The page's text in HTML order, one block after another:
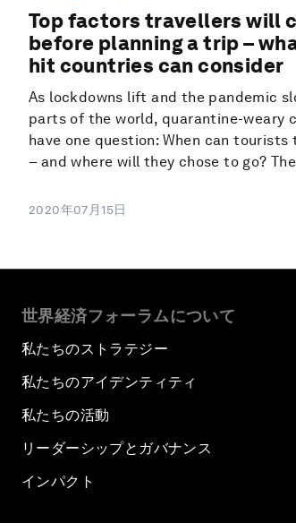
Top factors travellers will
before planning a trip –
hit countries can consider
As lockdowns lift and the pandemic
parts of the world, quarantine-weary
have one question: When can tourists
– and where will they chose to go?
2020年07月15日
世界経済フォーラムについて
私たちのストラテジー
私たちのアイデンティティ
私たちの活動
リーダーシップとガバナンス
インパクト